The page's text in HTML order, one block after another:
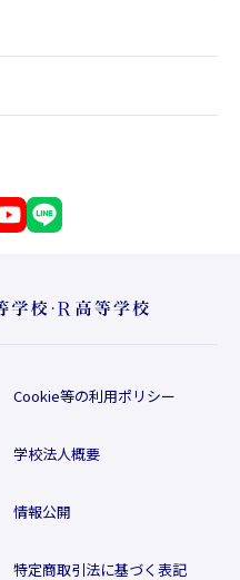
Cookie等の利用ポリシー
学校法人概要
情報公開
特定商取引法に基づく表記